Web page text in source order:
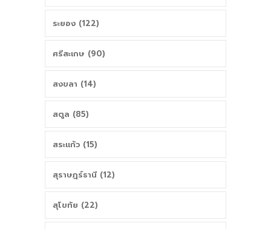
ระยอง (122)
ศรีสะเกษ (90)
สงขลา (14)
สตูล (85)
สระแก้ว (15)
สุราษฎร์ธานี (12)
สุโขทัย (22)